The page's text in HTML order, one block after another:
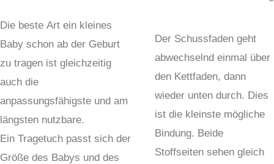
Die beste Art ein kleines
Baby schon ab der Geburt
zu tragen ist gleichzeitig
auch die
anpassungsfähigste und am
längsten nutzbare.
Ein Tragetuch passt sich der
Größe des Babys und des
Der Schussfaden geht
abwechselnd einmal über
den Kettfaden, dann
wieder unten durch. Dies
ist die kleinste mögliche
Bindung. Beide
Stoffseiten sehen gleich